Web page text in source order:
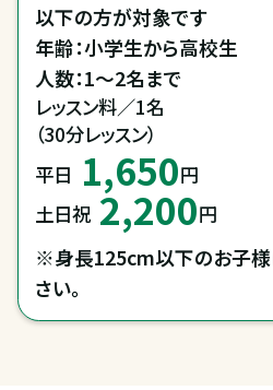
以下の方が対象です
年齢：小学生から高校生
人数：1～2名まで
レッスン料／1名
（30分レッスン）
平日 1,650円
土日祝 2,200円
※身長125cm以下のお子様
さい。